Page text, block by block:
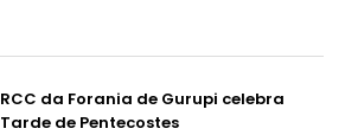
RCC da Forania de Gurupi celebra
Tarde de Pentecostes